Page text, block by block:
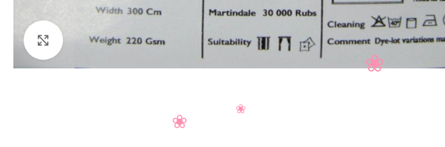
Нажмите, чтобы увеличить